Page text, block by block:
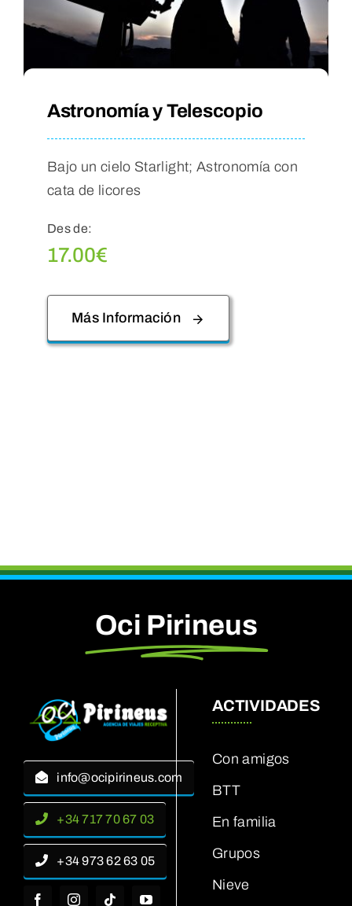
Astronomía y Telescopio
Bajo un cielo Starlight; Astronomía con
cata de licores
Des de:
17.00€
Más Información
Oci Pirineus
info@ocipirineus.com
+34 717 70 67 03
+34 973 62 63 05
ACTIVIDADES
Con amigos
BTT
En familia
Grupos
Nieve